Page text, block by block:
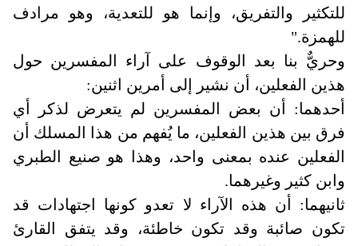
للتكثير والتفريق، وإنما هو للتعدية، وهو مرادف
للهمزة".
وحريٌّ بنا بعد الوقوف على آراء المفسرين حول
هذين الفعلين، أن نشير إلى أمرين اثنين:
أحدهما: أن بعض المفسرين لم يتعرض لذكر أي
فرق بين هذين الفعلين، ما يُفهم من هذا المسلك أن
الفعلين عنده بمعنى واحد، وهذا هو صنيع الطبري
وابن كثير وغيرهما.
ثانيهما: أن هذه الآراء لا تعدو كونها اجتهادات قد
تكون صائبة وقد تكون خاطئة، وقد يتفق القارئ